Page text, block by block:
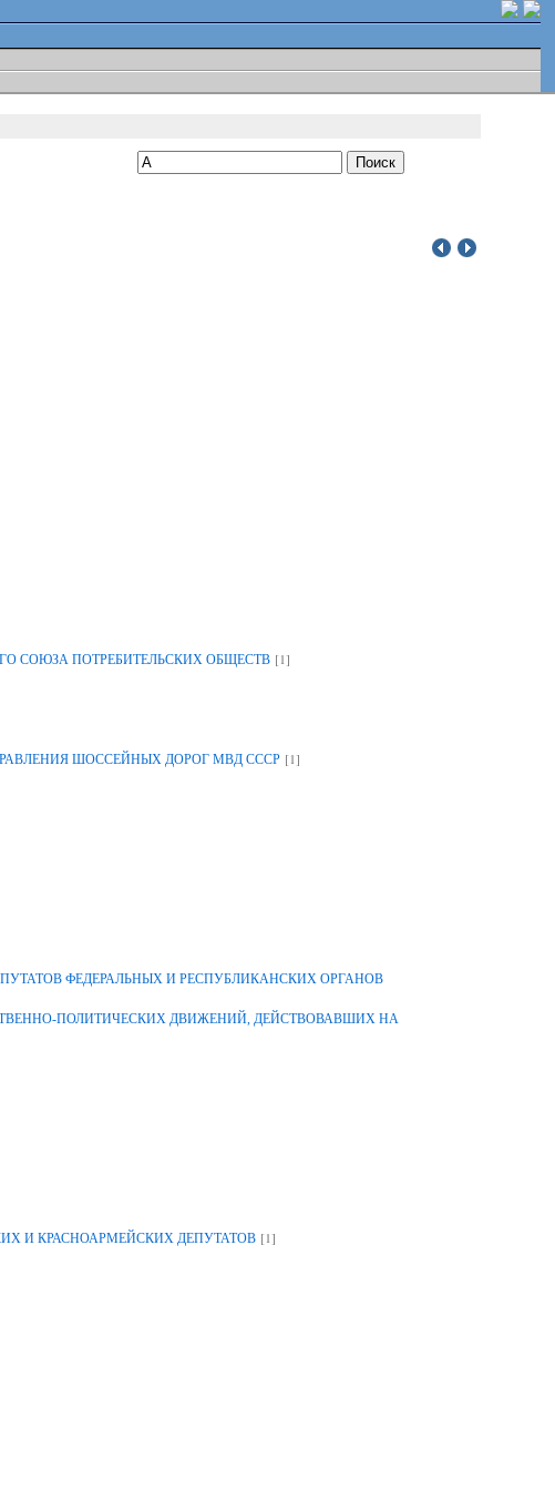
СОЮЗА ПОТРЕБИТЕЛЬСКИХ ОБЩЕСТВ [1]
ШОССЕЙНЫХ ДОРОГ МВД СССР [1]
ФЕДЕРАЛЬНЫХ И РЕСПУБЛИКАНСКИХ ОРГАНОВ
ПОЛИТИЧЕСКИХ ДВИЖЕНИЙ, ДЕЙСТВОВАВШИХ НА
И КРАСНОАРМЕЙСКИХ ДЕПУТАТОВ [1]